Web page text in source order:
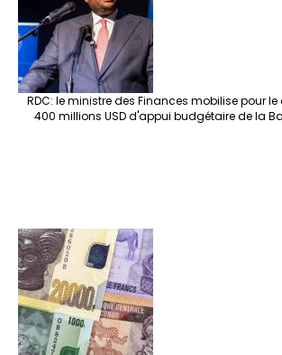
RDC: le ministre des Finances mobilise pour
400 millions USD d'appui budgétaire de la